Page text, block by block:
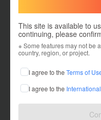
This site is available to
continuing, please
※ Some features may not be
country, region, or project.
I agree to the Terms of
I agree to the
これまでに1件のプロジェ
在住国：未設定
出身国：未設定